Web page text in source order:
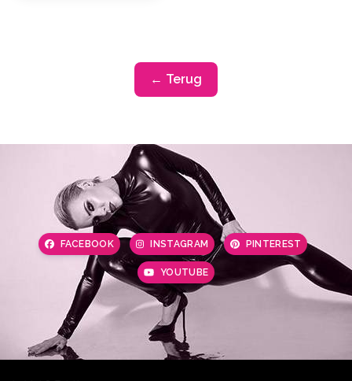
← Terug
FACEBOOK INSTAGRAM PINTEREST
YOUTUBE